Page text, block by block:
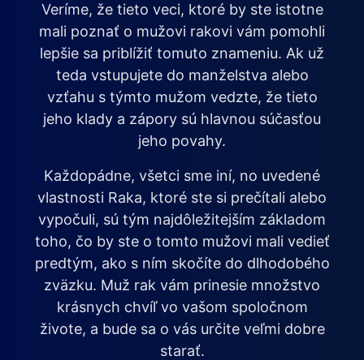
Veríme, že tieto veci, ktoré by ste istotne
mali poznať o mužovi rakovi vám pomohli
lepšie sa priblížiť tomuto znameniu. Ak už
teda vstupujete do manželstva alebo
vzťahu s týmto mužom vedzte, že tieto
jeho klady a zápory sú hlavnou súčasťou
jeho povahy.
Každopádne, všetci sme iní, no uvedené
vlastnosti Raka, ktoré ste si prečítali alebo
vypočuli, sú tým najdôležitejším základom
toho, čo by ste o tomto mužovi mali vedieť
predtým, ako s ním skočíte do dlhodobého
zväzku. Muž rak vám prinesie množstvo
krásnych chvíľ vo vašom spoločnom
živote, a bude sa o vás určite veľmi dobre
starať.